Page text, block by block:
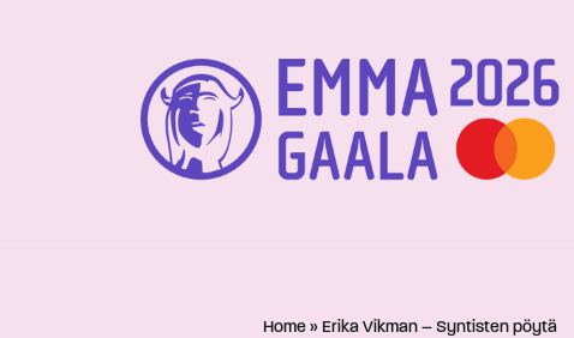
Home » Erika Vikman – Syntisten pöytä